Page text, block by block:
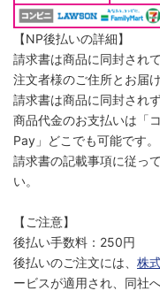
【NP後払いの詳細】
請求書は商品に同封され
注文者様のご住所とお届
請求書は商品に同封され
商品代金のお支払いは「
Pay」どこでも可能です。
請求書の記載事項に従っ
い。
【ご注意】
後払い手数料：250円
後払いのご注文には、 株
ービスが適用され、同社